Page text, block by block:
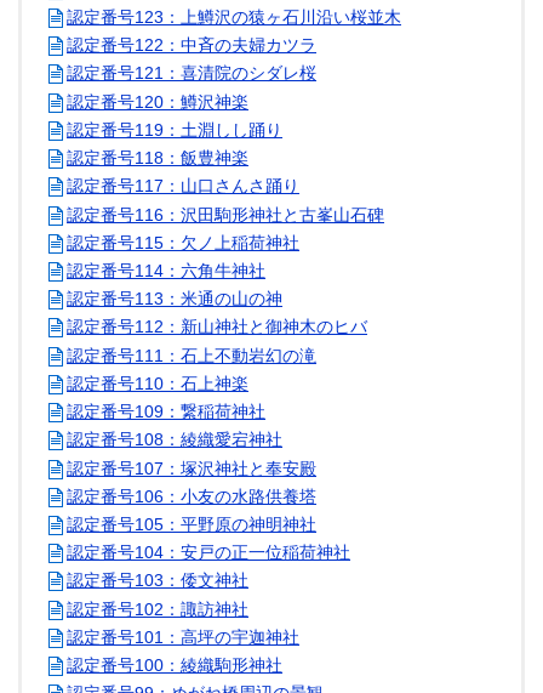
認定番号123：上鱒沢の猿ヶ石川沿い桜並木
認定番号122：中斉の夫婦カツラ
認定番号121：喜清院のシダレ桜
認定番号120：鱒沢神楽
認定番号119：土淵しし踊り
認定番号118：飯豊神楽
認定番号117：山口さんさ踊り
認定番号116：沢田駒形神社と古峯山石碑
認定番号115：欠ノ上稲荷神社
認定番号114：六角牛神社
認定番号113：米通の山の神
認定番号112：新山神社と御神木のヒバ
認定番号111：石上不動岩幻の滝
認定番号110：石上神楽
認定番号109：繋稲荷神社
認定番号108：綾織愛宕神社
認定番号107：塚沢神社と奉安殿
認定番号106：小友の水路供養塔
認定番号105：平野原の神明神社
認定番号104：安戸の正一位稲荷神社
認定番号103：倭文神社
認定番号102：諏訪神社
認定番号101：高坪の宇迦神社
認定番号100：綾織駒形神社